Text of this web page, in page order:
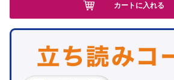
カートに入れる